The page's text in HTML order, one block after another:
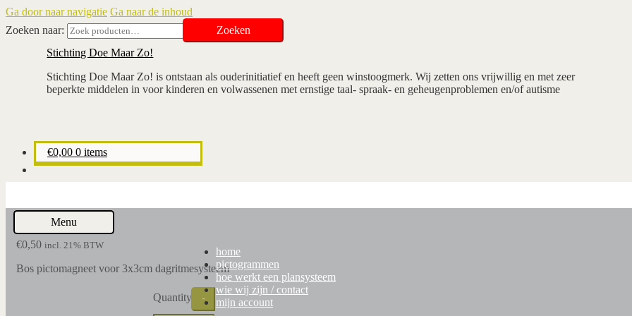
Ga door naar navigatie Ga naar de inhoud
Stichting Doe Maar Zo!
Stichting Doe Maar Zo! is ontstaan als ouderinitiatief en heeft geen winstoogmerk. Wij zetten ons vrijwillig en met zeer
beperkte middelen in voor kinderen en volwassenen met ernstige taal- spraak- en geheugenproblemen en/of autisme
Zoeken naar: Zoeken
Menu
home
pictogrammen
hoe werkt een plansysteem
wie wij zijn / contact
mijn account
€0,00 0 items
bos
€0,50 incl. 21% BTW
Bos pictomagneet voor 3x3cm dagritmesysteem
Quantity -